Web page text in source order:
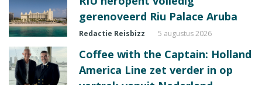
gerenoveerd Riu Palace Aruba
Redactie Reisbizz 5 augustus 2026
Coffee with the Captain: Holland
America Line zet verder in op